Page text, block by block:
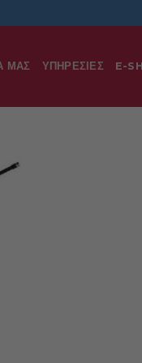
ΜΑΣ ΥΠΗΡΕΣΊΕΣ E-